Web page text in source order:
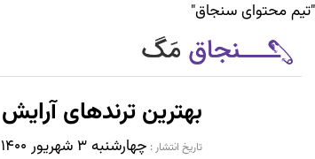
"تیم محتوای سنجاق"
بهترین ترندهای آرایش و
تاریخ انتشار :‌ چهارشنبه ۳ شهریور ۱۴۰۰